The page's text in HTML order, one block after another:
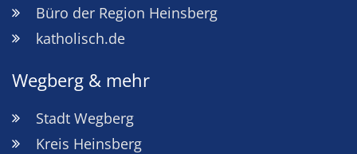
Büro der Region Heinsberg
katholisch.de
Wegberg & mehr
Stadt Wegberg
Kreis Heinsberg